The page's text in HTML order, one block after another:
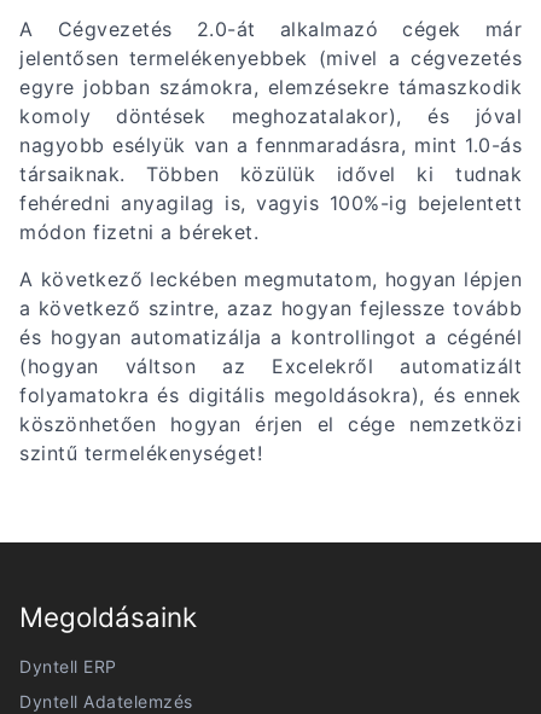
A Cégvezetés 2.0-át alkalmazó cégek már
jelentősen termelékenyebbek (mivel a cégvezetés
egyre jobban számokra, elemzésekre támaszkodik
komoly döntések meghozatalakor), és jóval
nagyobb esélyük van a fennmaradásra, mint 1.0-ás
társaiknak. Többen közülük idővel ki tudnak
fehéredni anyagilag is, vagyis 100%-ig bejelentett
módon fizetni a béreket.
A következő leckében megmutatom, hogyan lépjen
a következő szintre, azaz hogyan fejlessze tovább
és hogyan automatizálja a kontrollingot a cégénél
(hogyan váltson az Excelekről automatizált
folyamatokra és digitális megoldásokra), és ennek
köszönhetően hogyan érjen el cége nemzetközi
szintű termelékenységet!
Megoldásaink
Dyntell ERP
Dyntell Adatelemzés